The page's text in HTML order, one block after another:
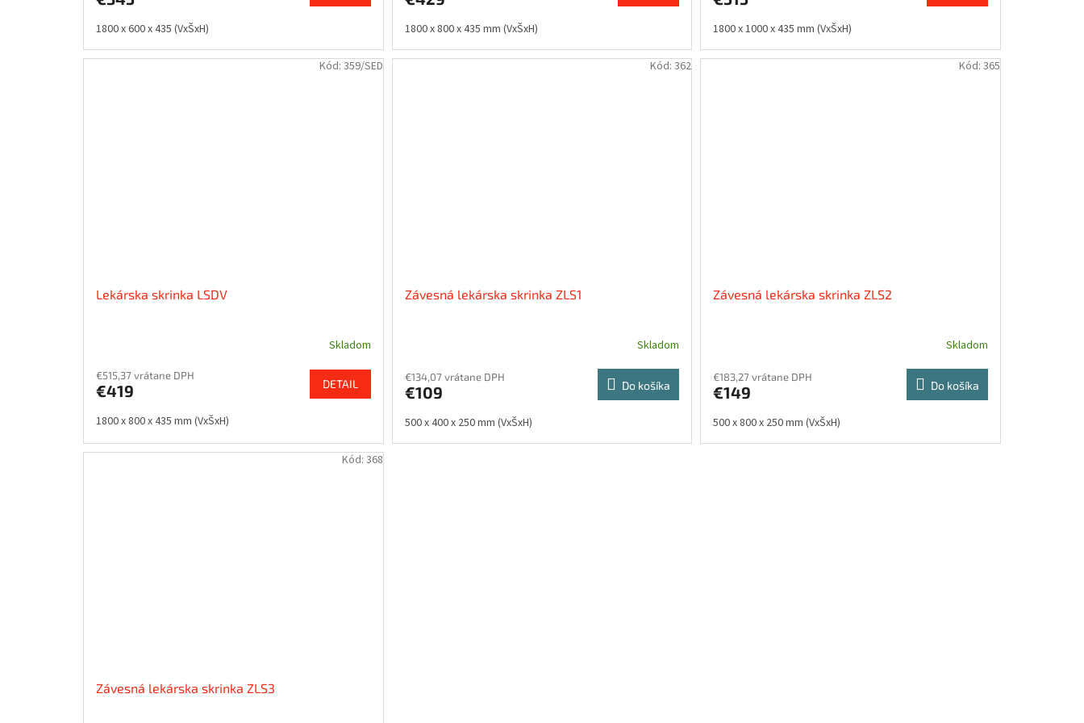
1800 x 600 x 435 (VxŠxH) 1800 x 800 x 435 mm (VxŠxH) 1800 x 1000 x 435 mm (VxŠxH)
Lekárska skrinka LSDV
Skladom
€515,37 vrátane DPH
€419 DETAIL
1800 x 800 x 435 mm (VxŠxH)
Kód: 359/SED
Závesná lekárska skrinka ZLS1
Skladom
€134,07 vrátane DPH
€109 Do košíka
500 x 400 x 250 mm (VxŠxH)
Kód:362
Závesná lekárska skrinka ZLS2
Skladom
€183,27 vrátane DPH
€149 Do košíka
500 x 800 x 250 mm (VxŠxH)
Kód: 365
Závesná lekárska skrinka ZLS3
Kód: 368